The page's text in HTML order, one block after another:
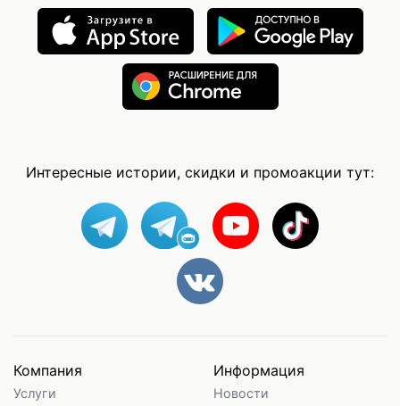
Интересные истории, скидки и промоакции тут:
Компания
Услуги
Информация
Новости